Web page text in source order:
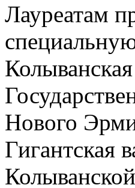
Лауреатам
Нового
Гигантская